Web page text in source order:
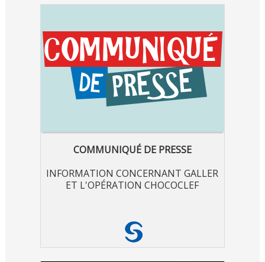
COMMUNIQUÉ DE PRESSE
INFORMATION CONCERNANT GALLER
ET L'OPÉRATION CHOCOCLEF